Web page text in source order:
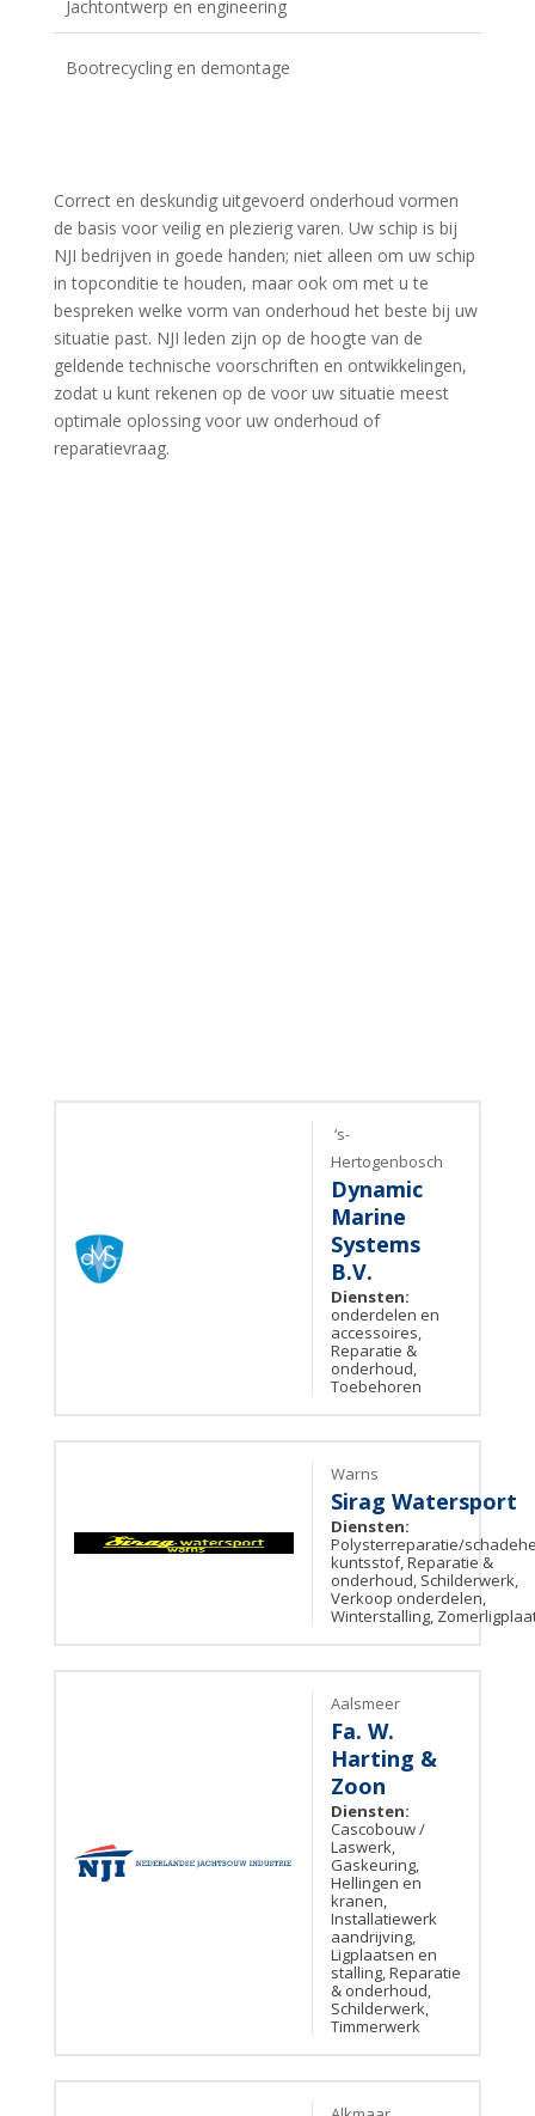
Jachtontwerp en engineering
Bootrecycling en demontage
Correct en deskundig uitgevoerd onderhoud vormen
de basis voor veilig en plezierig varen. Uw schip is bij
NJI bedrijven in goede handen; niet alleen om uw schip
in topconditie te houden, maar ook om met u te
bespreken welke vorm van onderhoud het beste bij uw
situatie past. NJI leden zijn op de hoogte van de
geldende technische voorschriften en ontwikkelingen,
zodat u kunt rekenen op de voor uw situatie meest
optimale oplossing voor uw onderhoud of
reparatievraag.
‘s-
Hertogenbosch
Dynamic
Marine
Systems
B.V.
Diensten:
onderdelen en
accessoires,
Reparatie &
onderhoud,
Toebehoren
Warns
Sirag Watersport
Diensten:
Polysterreparatie/
kuntsstof, Reparatie &
onderhoud, Schilderwerk,
Verkoop onderdelen,
Winterstalling,
Aalsmeer
Fa. W.
Harting &
Zoon
Diensten:
Cascobouw /
Laswerk,
Gaskeuring,
Hellingen en
kranen,
Installatiewerk
aandrijving,
Ligplaatsen en
stalling, Reparatie
& onderhoud,
Schilderwerk,
Timmerwerk